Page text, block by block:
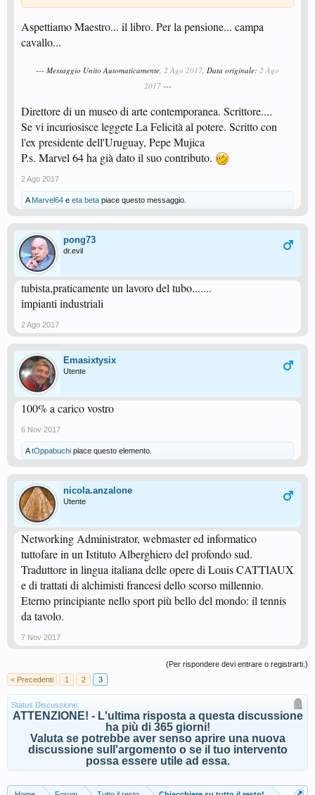
Aspettiamo Maestro... il libro. Per la pensione... campa
cavallo...
--- Messaggio Unito Automaticamente, 2 Ago 2017, Data originale: 2 Ago
2017---
Direttore di un museo di arte contemporanea. Scrittore....
Se vi incuriosisce leggete La Felicità al potere. Scritto con
l'ex presidente dell'Uruguay, Pepe Mujica
P.s. Marvel 64 ha già dato il suo contributo.
2 Ago 2017
A Marvel64 e eta beta piace questo messaggio.
pong73
dr.evil
tubista,praticamente un lavoro del tubo.......
impianti industriali
2 Ago 2017
Emasixtysix
Utente
100% a carico vostro
6 Nov 2017
AtOppabuchi piace questo elemento.
nicola.anzalone
Utente
Networking Administrator, webmaster ed informatico
tuttofare in un Istituto Alberghiero del profondo sud.
Traduttore in lingua italiana delle opere di Louis CATTIAUX
e di trattati di alchimisti francesi dello scorso millennio.
Eterno principiante nello sport più bello del mondo: il tennis
da tavolo.
7 Nov 2017
(Per rispondere devi entrare o registrarti.)
< Precedenti
1 2 3
Status Discussione:
ATTENZIONE! - L'ultima risposta a questa discussione
ha più di 365 giorni!
Valuta se potrebbe aver senso aprire una nuova
discussione sull'argomento o se il tuo intervento
possa essere utile ad essa.